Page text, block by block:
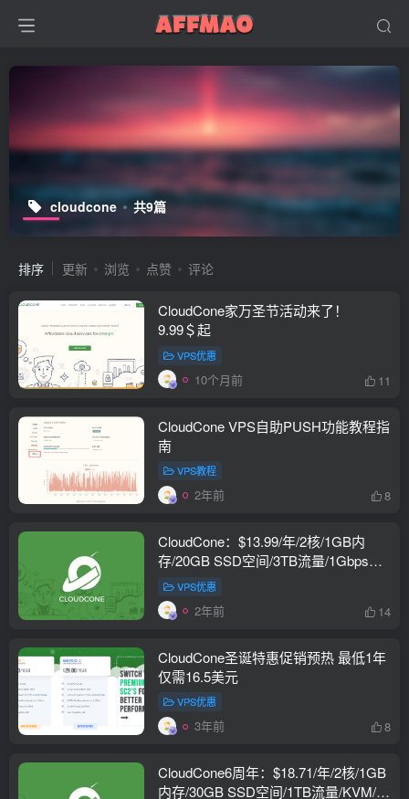
cloudcone 共9篇
排序 更新 浏览 点赞 评论
CloudCone家万圣节活动来了！
9.99＄起
VPS优惠
10个月前 11
CloudCone VPS自助PUSH功能教程指
南
VPS教程
2年前 8
CloudCone：$13.99/年/2核/1GB内
存/20GB SSD空间/3TB流量/1Gbps端
口/KVM/洛杉矶
VPS优惠
2年前 14
CloudCone圣诞特惠促销预热 最低1年
仅需16.5美元
VPS优惠
3年前 8
CloudCone6周年：$18.71/年/2核/1GB
内存/30GB SSD空间/1TB流量/KVM/洛